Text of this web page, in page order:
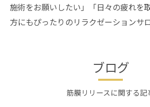
施術をお願いしたい」「日々の疲れを
方にもぴったりのリラクゼーションサロ
ブログ
筋膜リリースに関する記